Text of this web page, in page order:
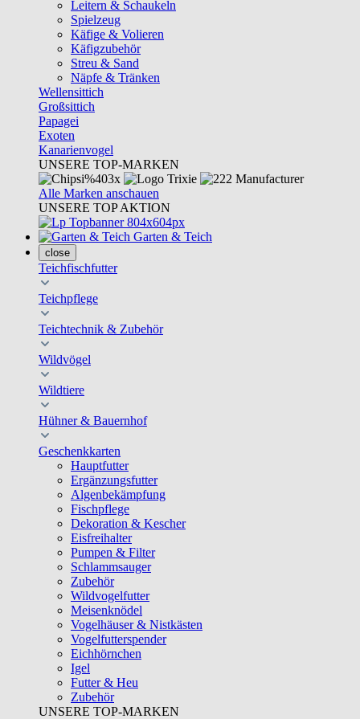
Leitern & Schaukeln
Spielzeug
Käfige & Volieren
Käfigzubehör
Streu & Sand
Näpfe & Tränken
Wellensittich
Großsittich
Papagei
Exoten
Kanarienvogel
UNSERE TOP-MARKEN
Alle Marken anschauen
UNSERE TOP AKTION
Garten & Teich
close
Teichfischfutter
Teichpflege
Teichtechnik & Zubehör
Wildvögel
Wildtiere
Hühner & Bauernhof
Geschenkkarten
Hauptfutter
Ergänzungsfutter
Algenbekämpfung
Fischpflege
Dekoration & Kescher
Eisfreihalter
Pumpen & Filter
Schlammsauger
Zubehör
Wildvogelfutter
Meisenknödel
Vogelhäuser & Nistkästen
Vogelfutterspender
Eichhörnchen
Igel
Futter & Heu
Zubehör
UNSERE TOP-MARKEN